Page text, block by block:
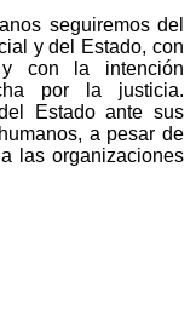
seguiremos del
y del Estado, con
con la intención
por la justicia.
Estado ante sus
a pesar de
las organizaciones